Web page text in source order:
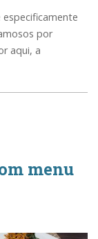
especificamente
por
aqui, a
menu